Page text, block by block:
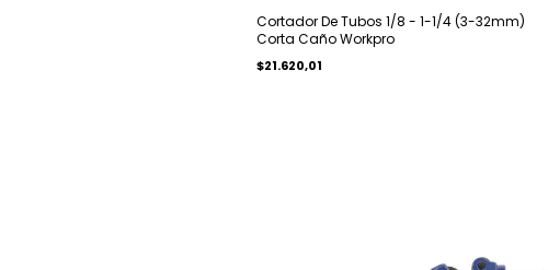
Cortador De Tubos 1/8 - 1-1/4 (3-32mm)
Corta Caño Workpro
$21.620,01